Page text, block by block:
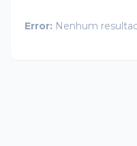
Error: Nenhum